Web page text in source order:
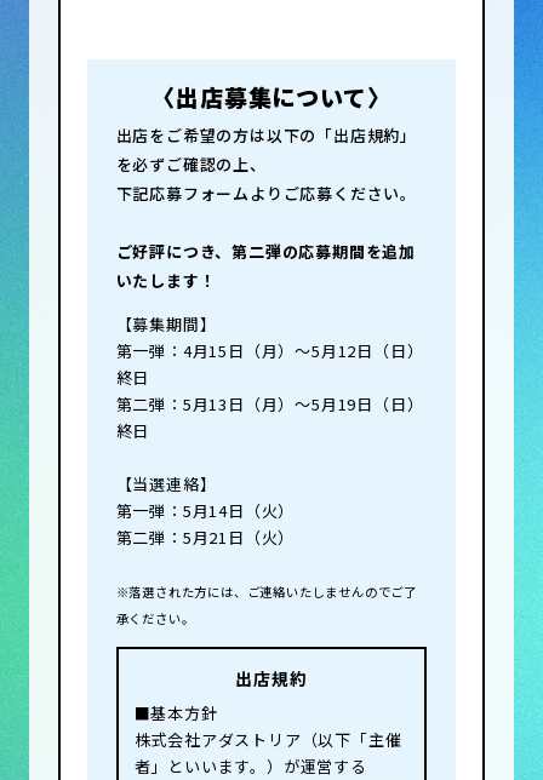
〈出店募集について〉
出店をご希望の方は以下の「出店規約」
を必ずご確認の上、
下記応募フォームよりご応募ください。
ご好評につき、第二弾の応募期間を追加
いたします！
【募集期間】
第一弾：4月15日（月）〜5月12日（日）
終日
第二弾：5月13日（月）～5月19日（日）
終日
【当選連絡】
第一弾：5月14日（火）
第二弾：5月21日（火）
※落選された方には、ご連絡いたしませんのでご了
承ください。
出店規約
■基本方針
株式会社アダストリア（以下「主催
者」といいます。）が運営する